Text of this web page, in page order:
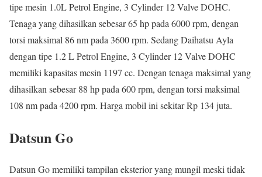
tipe mesin 1.0L Petrol Engine, 3 Cylinder 12 Valve DOHC.
Tenaga yang dihasilkan sebesar 65 hp pada 6000 rpm, dengan
torsi maksimal 86 nm pada 3600 rpm. Sedang Daihatsu Ayla
dengan tipe 1.2 L Petrol Engine, 3 Cylinder 12 Valve DOHC
memiliki kapasitas mesin 1197 cc. Dengan tenaga maksimal yang
dihasilkan sebesar 88 hp pada 600 rpm, dengan torsi maksimal
108 nm pada 4200 rpm. Harga mobil ini sekitar Rp 134 juta.
Datsun Go
Datsun Go memiliki tampilan eksterior yang mungil meski tidak